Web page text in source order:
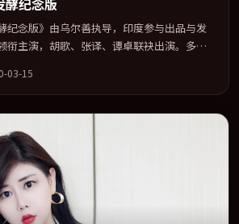
纪念版
纪念版》由乌尔善执导，印度参与出品与发
衔主演，胡歌、张译、谭卓联袂出演。多条
视听上力求统一。定于 2020-05-10 在内地院
，2020 年度话题片中口碑稳健，适合喜欢强
完整观看。
03-15